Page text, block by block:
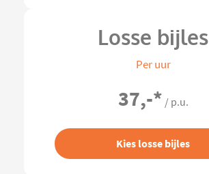
Losse bijles
Per uur
37,-* / p.u.
Kies losse bijles